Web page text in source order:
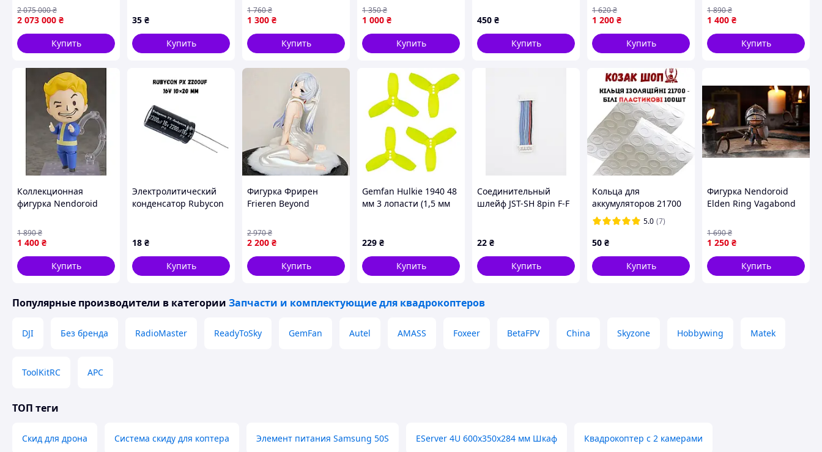
шт (T78BOX400)
2 073 000 ₴
2 075 000₴
Купить
(серебристая)
35 ₴
Купить
10 см DP230
1 300 ₴
1 760₴
Купить
Scrolls IV Oblivion
1 000 ₴
1 350₴
Купить
Autel EVO Max 4T
450 ₴
Купить
игрушка, Холоу Найт
15 см
1 200 ₴
1 620₴
Купить
Things 10 см
1 400 ₴
1 890₴
Купить
Коллекционная
фигурка Nendoroid
мм ABS-PVC
1 400 ₴
1 890₴
Купить
Электролитический
конденсатор Rubycon
16PX2200MEFC10X20)
18 ₴
Купить
Фигурка Фрирен
Frieren Beyond
белом платье PVC
2 200 ₴
2 970₴
Купить
Gemfan Hulkie 1940 48
мм 3 лопасти (1,5 мм
шт, Lemon Yellow)
229 ₴
Купить
Соединительный
шлейф JST-SH 8pin F-F
22 ₴
Купить
Кольца для
аккумуляторов 21700
белые самоклеящиеся
пластиковые 100 шт
5.0 (7)
50 ₴
Купить
Фигурка Nendoroid
Elden Ring Vagabond
1 250 ₴
1 690₴
Купить
Популярные производители в категории Запчасти и комплектующие для квадрокоптеров
DJI Без бренда RadioMaster ReadyToSky GemFan Autel AMASS Foxeer BetaFPV China Skyzone Hobbywing Matek
ToolKitRC APC
ТОП теги
Скид для дрона Система скиду для коптера Элемент питания Samsung 50S EServer 4U 600х350х284 мм Шкаф Квадрокоптер с 2 камерами